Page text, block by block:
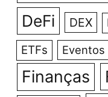
DeFi DEX
ETFs Eventos
Finanças